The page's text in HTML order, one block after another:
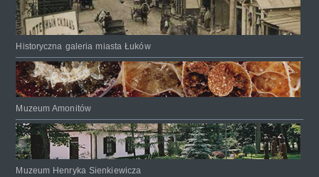
Historyczna galeria miasta Łuków
Muzeum Amonitów
Muzeum Henryka Sienkiewicza